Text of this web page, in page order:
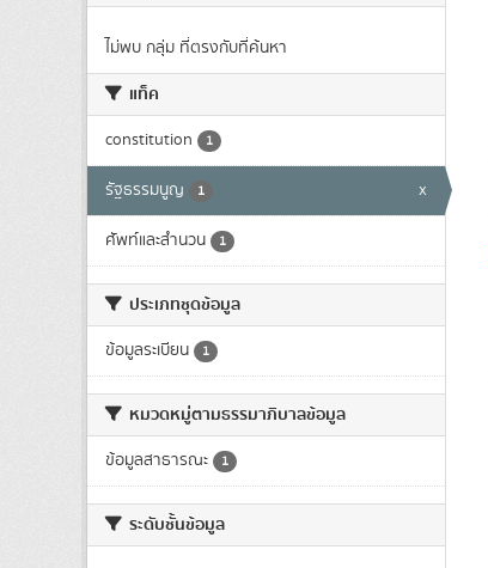
ไม่พบ กลุ่ม ที่ตรงกับที่ค้นหา
แท็ค
constitution 1
รัฐธรรมนูญ 1 x
ศัพท์และสำนวน 1
ประเภทชุดข้อมูล
ข้อมูลระเบียน 1
หมวดหมู่ตามธรรมาภิบาลข้อมูล
ข้อมูลสาธารณะ 1
ระดับชั้นข้อมูล